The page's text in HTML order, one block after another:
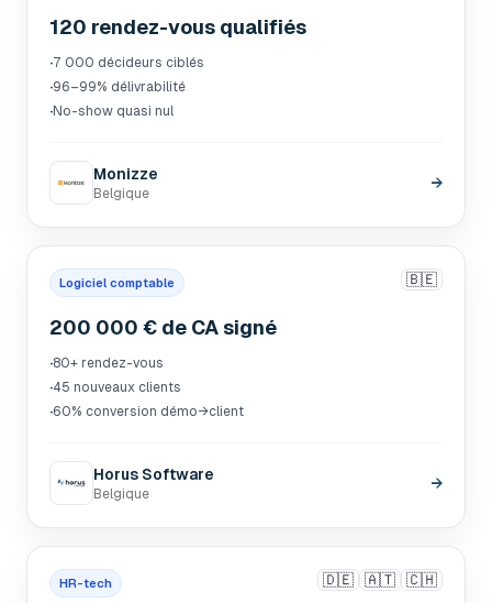
120 rendez-vous qualifiés
·7 000 décideurs ciblés
·96–99% délivrabilité
·No-show quasi nul
Monizze
Belgique
→
Logiciel comptable 🇧🇪
200 000 € de CA signé
·80+ rendez-vous
·45 nouveaux clients
·60% conversion démo→client
Horus Software
Belgique
→
HR-tech 🇩🇪 🇦🇹 🇨🇭